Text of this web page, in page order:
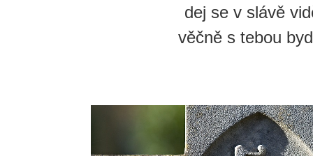
dej se v slávě
věčně s tebou